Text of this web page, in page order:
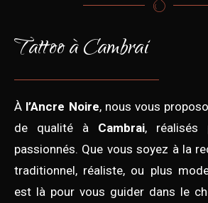
Tattoo à Cambrai
À l’Ancre Noire, nous vous
de qualité à Cambrai, réalisés
passionnés. Que vous soyez à la
traditionnel, réaliste, ou plus
est là pour vous guider dans le